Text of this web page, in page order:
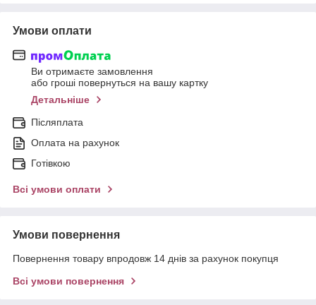
Умови оплати
Ви отримаєте замовлення
або гроші повернуться на вашу картку
Детальніше
Післяплата
Оплата на рахунок
Готівкою
Всі умови оплати
Умови повернення
Повернення товару впродовж 14 днів за рахунок покупця
Всі умови повернення